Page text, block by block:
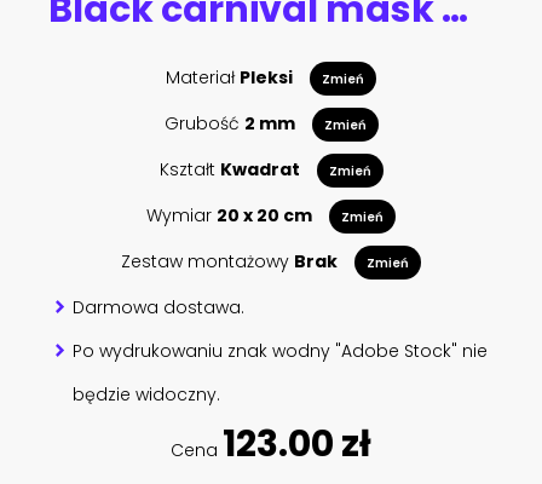
Materiał Pleksi Zmień
Grubość 2 mm Zmień
Kształt Kwadrat Zmień
Wymiar 20 x 20 cm Zmień
Zestaw montażowy Brak Zmień
Darmowa dostawa.
Po wydrukowaniu znak wodny "Adobe Stock" nie
będzie widoczny.
Cena 123.00 zł